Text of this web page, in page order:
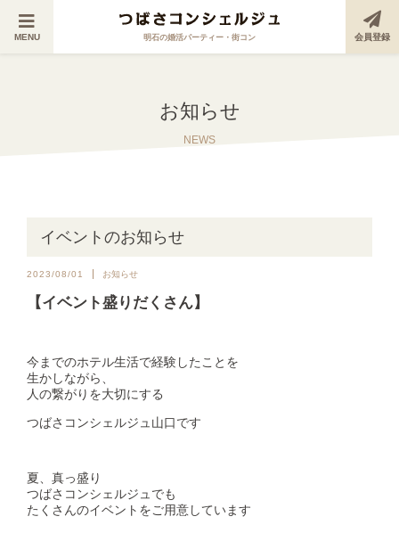
明石の婚活パーティー・街コン 会員登録
MENU
お知らせ
NEWS
イベントのお知らせ
2023/08/01 お知らせ
【イベント盛りだくさん】
今までのホテル生活で経験したことを
生かしながら、
人の繋がりを大切にする
つばさコンシェルジュ山口です
夏、真っ盛り
つばさコンシェルジュでも
たくさんのイベントをご用意しています